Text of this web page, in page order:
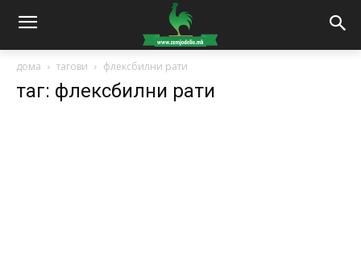
дома тагови флексбилни рати
таг: флексбилни рати